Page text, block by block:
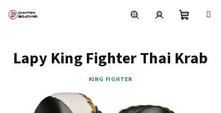
košík
Lapy King Fighter Thai Krab
KING FIGHTER